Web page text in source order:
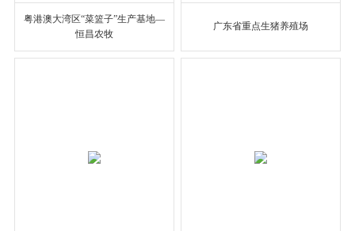
粤港澳大湾区“菜篮子”生产基地—
恒昌农牧
广东省重点生猪养殖场